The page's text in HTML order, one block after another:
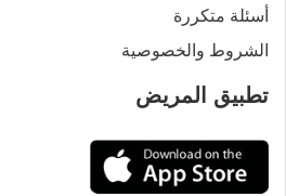
أسئلة متكررة
الشروط والخصوصية
تطبيق المريض